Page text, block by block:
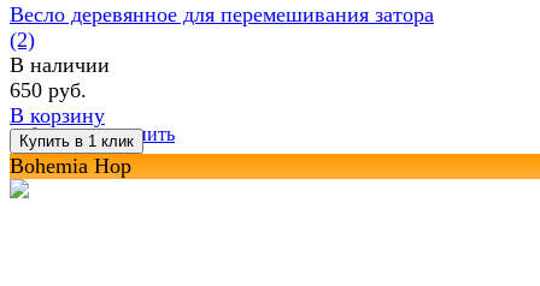
избранное сравнить
Весло деревянное для перемешивания затора
(2)
В наличии
650 руб.
В корзину
Bohemia Hop